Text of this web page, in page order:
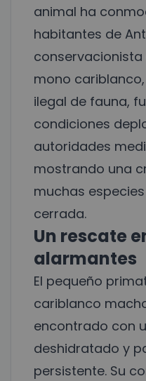
animal ha
habitantes de
conservacionista
mono
ilegal de fauna,
condiciones
autoridades
mostrando una
muchas
cerrada.
Un rescate
alarmantes
El pequeño
cariblanco
encontrado con
deshidratado y
persistente. Su